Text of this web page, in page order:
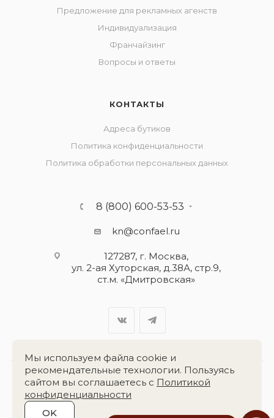
Предложение для рекламных агенств
Индивидуализация
Франчайзинг
Вопросы и ответы
КОНТАКТЫ
Адреса бутиков
Политика конфиденциальности
Политика обработки персональных данных
8 (800) 600-53-53
kn@confael.ru
127287, г. Москва,
ул. 2-ая Хуторская, д.38А, стр.9,
ст.м. «Дмитровская»
Разработка сайта:
Мы используем файла cookie и
рекомендательные технологии. Пользуясь
сайтом вы соглашаетесь с Политикой
конфиденциальности
OK